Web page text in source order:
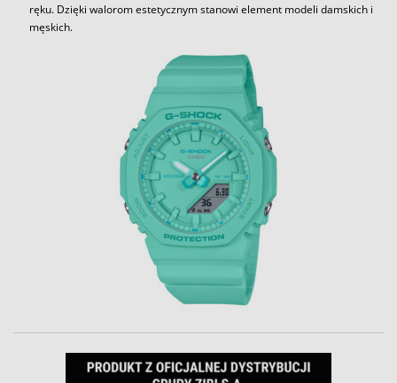
ręku. Dzięki walorom estetycznym stanowi element modeli damskich i
męskich.